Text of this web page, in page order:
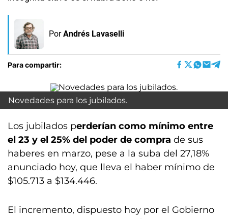
Por Andrés Lavaselli
Para compartir:
Novedades para los jubilados.
Los jubilados perderían como mínimo entre
el 23 y el 25% del poder de compra de sus
haberes en marzo, pese a la suba del 27,18%
anunciado hoy, que lleva el haber mínimo de
$105.713 a $134.446.
El incremento, dispuesto hoy por el Gobierno